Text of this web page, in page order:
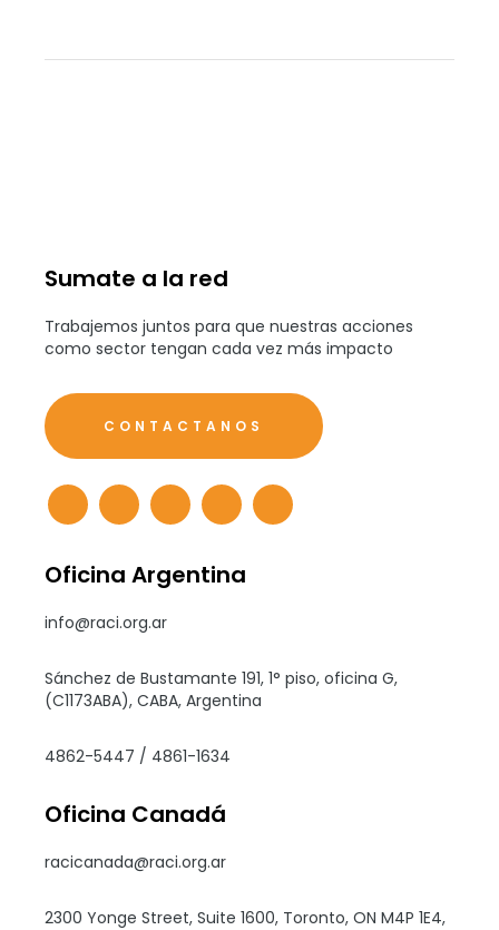
Sumate a la red
Trabajemos juntos para que nuestras acciones
como sector tengan cada vez más impacto
CONTACTANOS
Oficina Argentina
info@raci.org.ar
Sánchez de Bustamante 191, 1° piso, oficina G,
(C1173ABA), CABA, Argentina
4862-5447 / 4861-1634
Oficina Canadá
racicanada@raci.org.ar
2300 Yonge Street, Suite 1600, Toronto, ON M4P 1E4,